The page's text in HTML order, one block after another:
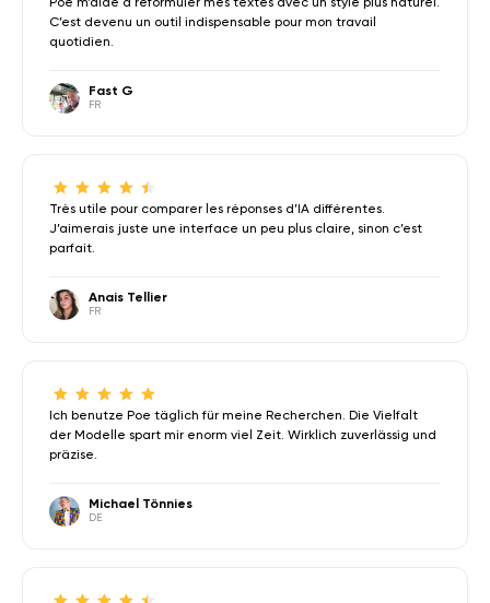
C’est devenu un outil indispensable pour mon travail
quotidien.
Fast G
FR
Très utile pour comparer les réponses d’IA différentes.
J’aimerais juste une interface un peu plus claire, sinon c’est
parfait.
Anais Tellier
FR
Ich benutze Poe täglich für meine Recherchen. Die Vielfalt
der Modelle spart mir enorm viel Zeit. Wirklich zuverlässig und
präzise.
Michael Tönnies
DE